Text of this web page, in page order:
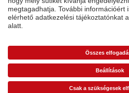
Szolgáltatásainkkal vagy
hívjon minket telefonon:06-1-451-1088
*Az árak ajánlott fogyasztói árak és az ÁFÁ-t